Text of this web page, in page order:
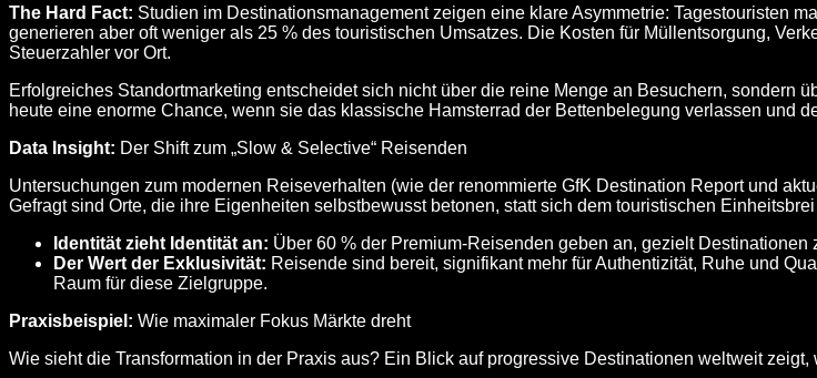
The Hard Fact: Studien im Destinationsmanagement zeigen eine klare Asymmetrie: Tagestouristen
generieren aber oft weniger als 25 % des touristischen Umsatzes. Die Kosten für Müllentsorgung,
Steuerzahler vor Ort.
Erfolgreiches Standortmarketing entscheidet sich nicht über die reine Menge an Besuchern,
heute eine enorme Chance, wenn sie das klassische Hamsterrad der Bettenbelegung verlassen und
Data Insight: Der Shift zum „Slow & Selective“ Reisenden
Untersuchungen zum modernen Reiseverhalten (wie der renommierte GfK Destination Reportund
Gefragt sind Orte, die ihre Eigenheiten selbstbewusst betonen, statt sich dem touristischen
Identität zieht Identität an: Über 60 % der Premium-Reisenden geben an, gezielt
Der Wert der Exklusivität: Reisende sind bereit, signifikant mehr für Authentizität, Ruhe und
Raum für diese Zielgruppe.
Praxisbeispiel: Wie maximaler Fokus Märkte dreht
Wie sieht die Transformation in der Praxis aus? Ein Blick auf progressive Destinationen weltweit